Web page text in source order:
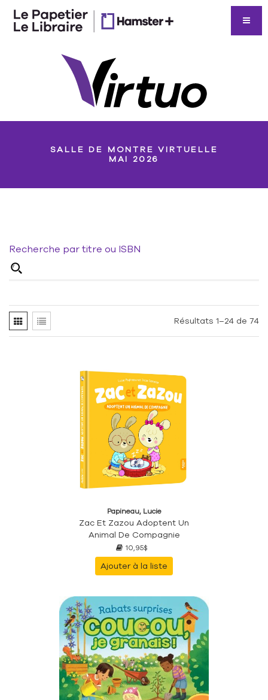
SALLE DE MONTRE VIRTUELLE
MAI 2026
Recherche par titre ou ISBN
Résultats 1–24 de 74
Papineau, Lucie
Zac Et Zazou Adoptent Un
Animal De Compagnie
10,95$
Ajouter à la liste